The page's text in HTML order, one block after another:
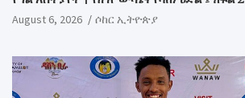
August 6, 2026 ሶከር ኢትዮጵያ